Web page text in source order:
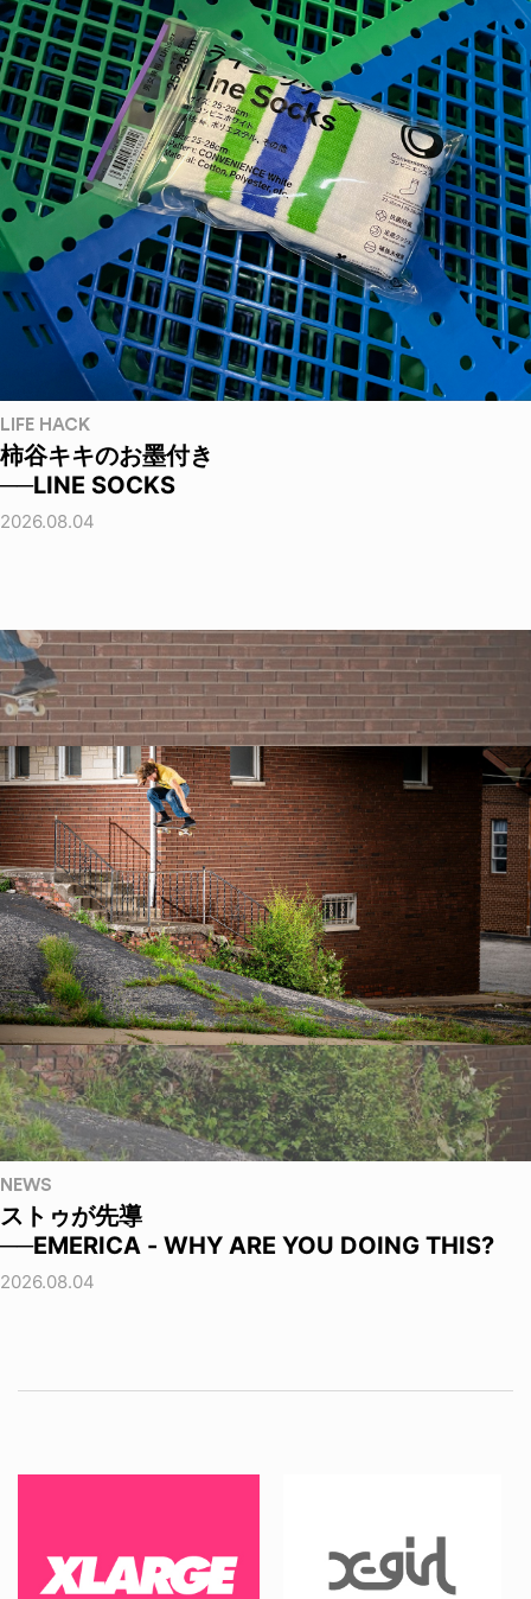
LIFE HACK
柿谷キキのお墨付き
──LINE SOCKS
2026.08.04
NEWS
ストゥが先導
──EMERICA - WHY ARE YOU DOING THIS?
2026.08.04